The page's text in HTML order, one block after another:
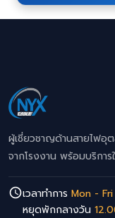
ผู้เชี่ยวชาญด้านสายไฟอุ
จากโรงงาน พร้อมบริกา
เวลาทำการ Mon -
หยุดพักกลางวัน